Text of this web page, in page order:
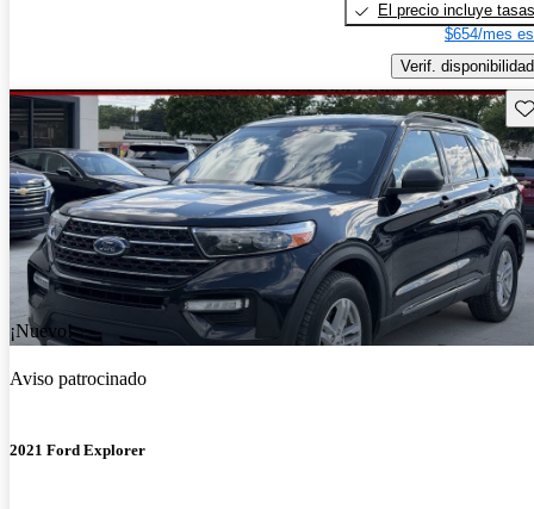
El precio incluye tasas
$654/mes
Verif. disponibilidad
¡Nuevo!
Aviso patrocinado
2021 Ford Explorer